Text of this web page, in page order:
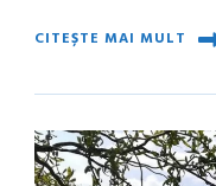
CITEȘTE MAI MULT